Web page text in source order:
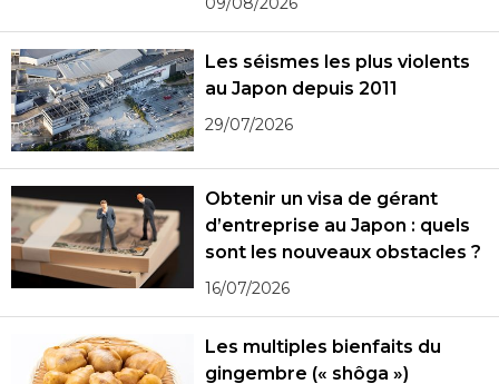
Les séismes les plus violents
au Japon depuis 2011
29/07/2026
Obtenir un visa de gérant
d’entreprise au Japon : quels
sont les nouveaux obstacles ?
16/07/2026
Les multiples bienfaits du
gingembre (« shôga »)